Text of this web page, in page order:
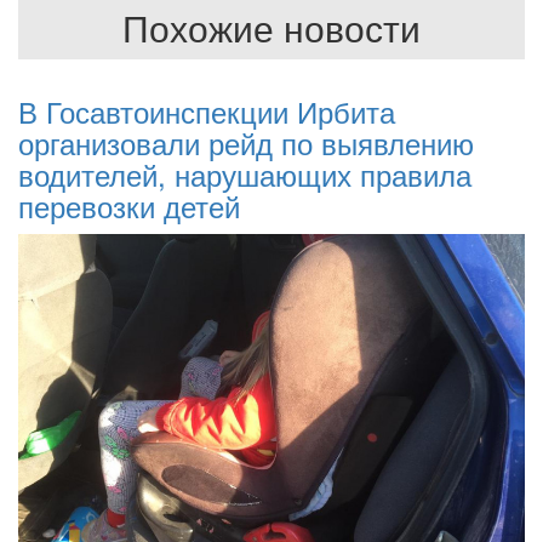
Похожие новости
В Госавтоинспекции Ирбита
организовали рейд по выявлению
водителей, нарушающих правила
перевозки детей